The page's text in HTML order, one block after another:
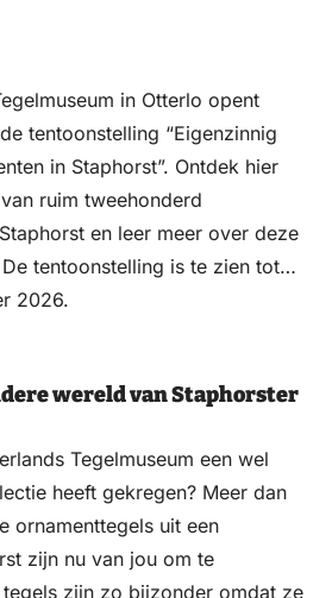
in Otterlo opent
tentoonstelling “Eigenzinnig
in Staphorst”. Ontdek hier
ruim tweehonderd
en leer meer over deze
tentoonstelling is te zien tot
2026.
wereld van Staphorster
Tegelmuseum een wel
heeft gekregen? Meer dan
ornamenttegels uit een
zijn nu van jou om te
zijn zo bijzonder omdat ze